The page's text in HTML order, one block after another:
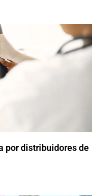
por distribuidores de